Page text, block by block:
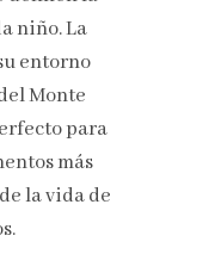
niño. La
entorno
Monte
para
más
la vida de